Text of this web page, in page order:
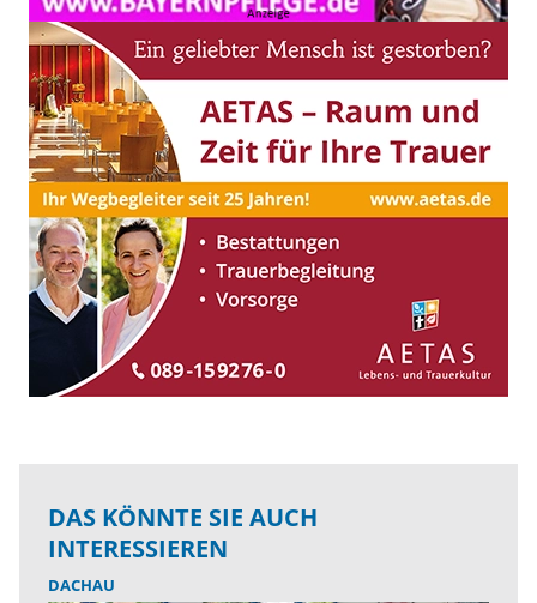
DAS KÖNNTE SIE AUCH
INTERESSIEREN
DACHAU